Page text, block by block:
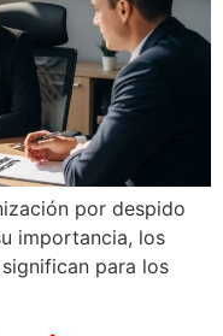
por despido
importancia, los
para los